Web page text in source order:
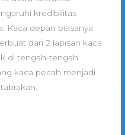
kredibilitas
Kaca depan biasanya
dari 2 lapisan kaca
di tengah-tengah.
kaca pecah menjadi